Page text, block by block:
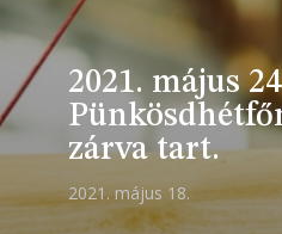
2021. május
zárva tart.
2021. május 18.